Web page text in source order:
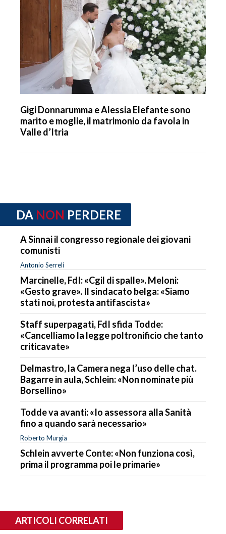
Gigi Donnarumma e Alessia Elefante sono
marito e moglie, il matrimonio da favola in
Valle d’Itria
DA NON PERDERE
A Sinnai il congresso regionale dei giovani
comunisti
Antonio Serreli
Marcinelle, FdI: «Cgil di spalle». Meloni:
«Gesto grave». Il sindacato belga: «Siamo
stati noi, protesta antifascista»
Staff superpagati, FdI sfida Todde:
«Cancelliamo la legge poltronificio che tanto
criticavate»
Delmastro, la Camera nega l’uso delle chat.
Bagarre in aula, Schlein: «Non nominate più
Borsellino»
Todde va avanti: «Io assessora alla Sanità
fino a quando sarà necessario»
Roberto Murgia
Schlein avverte Conte: «Non funziona così,
prima il programma poi le primarie»
ARTICOLI CORRELATI